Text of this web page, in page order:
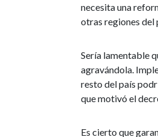
necesita una
otras regiones del
Sería lamentable
agravándola.
resto del país
que motivó el
Es cierto que